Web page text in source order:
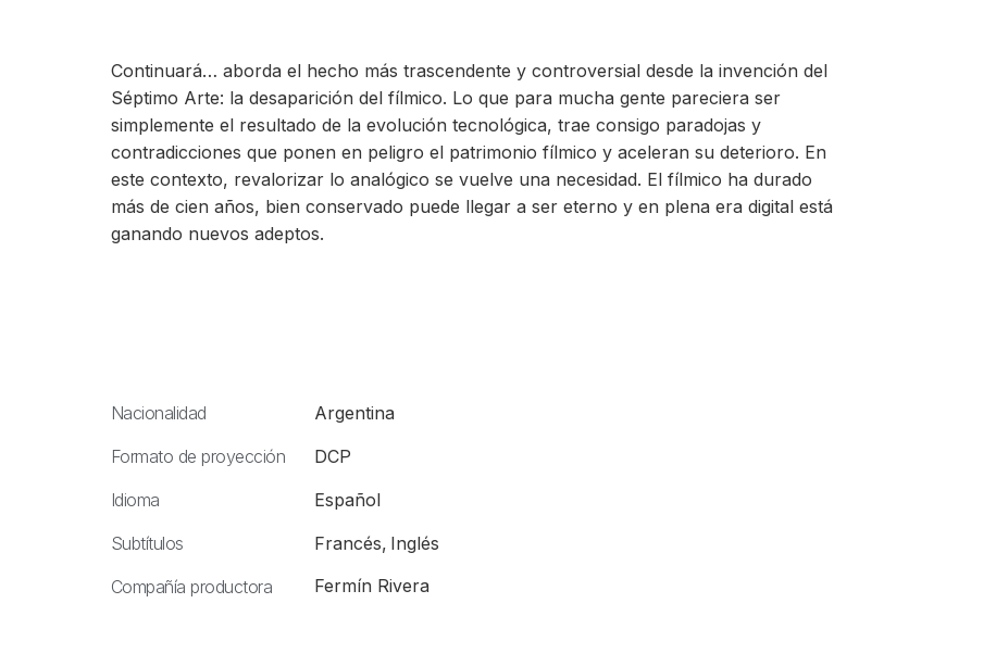
Continuará… aborda el hecho más trascendente y controversial desde la invención del
Séptimo Arte: la desaparición del fílmico. Lo que para mucha gente pareciera ser
simplemente el resultado de la evolución tecnológica, trae consigo paradojas y
contradicciones que ponen en peligro el patrimonio fílmico y aceleran su deterioro. En
este contexto, revalorizar lo analógico se vuelve una necesidad. El fílmico ha durado
más de cien años, bien conservado puede llegar a ser eterno y en plena era digital está
ganando nuevos adeptos.
Nacionalidad
Argentina
Formato de proyección
DCP
Idioma
Español
Subtítulos
Francés, Inglés
Compañía productora
Fermín Rivera